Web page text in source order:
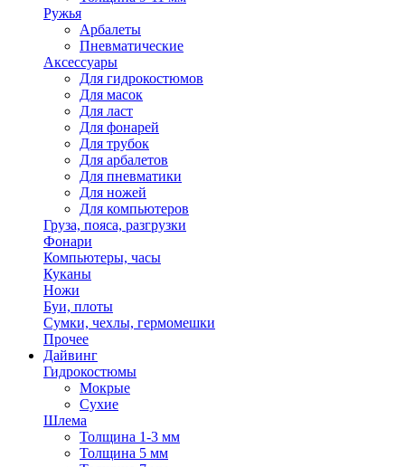
Ружья
Арбалеты
Пневматические
Аксессуары
Для гидрокостюмов
Для масок
Для ласт
Для фонарей
Для трубок
Для арбалетов
Для пневматики
Для ножей
Для компьютеров
Груза, пояса, разгрузки
Фонари
Компьютеры, часы
Куканы
Ножи
Буи, плоты
Сумки, чехлы, гермомешки
Прочее
Дайвинг
Гидрокостюмы
Мокрые
Сухие
Шлема
Толщина 1-3 мм
Толщина 5 мм